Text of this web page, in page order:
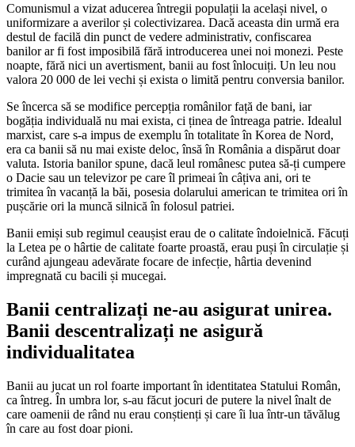
Comunismul a vizat aducerea întregii populații la același nivel, o
uniformizare a averilor și colectivizarea. Dacă aceasta din urmă era
destul de facilă din punct de vedere administrativ, confiscarea
banilor ar fi fost imposibilă fără introducerea unei noi monezi. Peste
noapte, fără nici un avertisment, banii au fost înlocuiți. Un leu nou
valora 20 000 de lei vechi și exista o limită pentru conversia banilor.
Se încerca să se modifice percepția românilor față de bani, iar
bogăția individuală nu mai exista, ci ținea de întreaga patrie. Idealul
marxist, care s-a impus de exemplu în totalitate în Korea de Nord,
era ca banii să nu mai existe deloc, însă în România a dispărut doar
valuta. Istoria banilor spune, dacă leul românesc putea să-ți cumpere
o Dacie sau un televizor pe care îl primeai în câțiva ani, ori te
trimitea în vacanță la băi, posesia dolarului american te trimitea ori în
pușcărie ori la muncă silnică în folosul patriei.
Banii emiși sub regimul ceaușist erau de o calitate îndoielnică. Făcuți
la Letea pe o hârtie de calitate foarte proastă, erau puși în circulație și
curând ajungeau adevărate focare de infecție, hârtia devenind
impregnată cu bacili și mucegai.
Banii centralizați ne-au asigurat unirea.
Banii descentralizați ne asigură
individualitatea
Banii au jucat un rol foarte important în identitatea Statului Român,
ca întreg. În umbra lor, s-au făcut jocuri de putere la nivel înalt de
care oamenii de rând nu erau conștienți și care îi lua într-un tăvălug
în care au fost doar pioni.